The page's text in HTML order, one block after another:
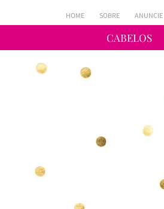
CABELOS
HOME SOBRE ANUNCIE